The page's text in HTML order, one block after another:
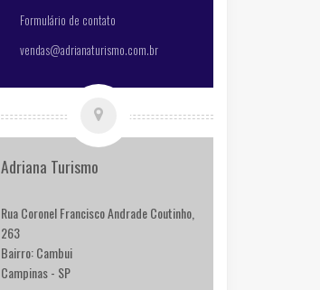
Formulário de contato
vendas@adrianaturismo.com.br
Adriana Turismo
Rua Coronel Francisco Andrade Coutinho,
263
Bairro: Cambui
Campinas - SP